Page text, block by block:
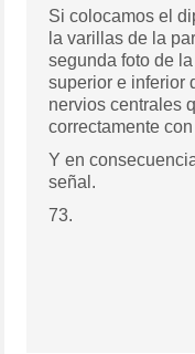
Si colocamos el
la varillas de la
segunda foto de
superior e inferior
nervios centrales
correctamente
Y en consecuencia producirán una reflexión en la
señal.
73.